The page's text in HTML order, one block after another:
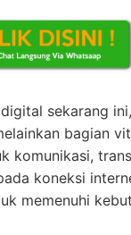
sekarang
bagian
komunikasi,
koneksi
memenuhi